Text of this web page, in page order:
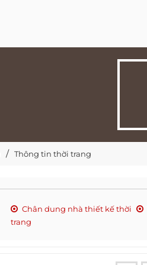
Thông tin thời trang
Chân dung nhà thiết kế thời
trang